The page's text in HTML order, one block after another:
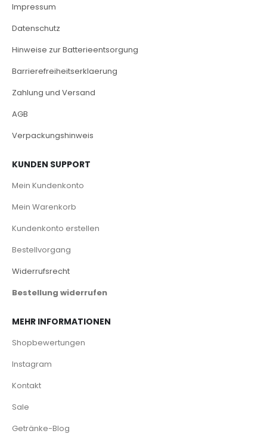
Impressum
Datenschutz
Hinweise zur Batterieentsorgung
Barrierefreiheitserklaerung
Zahlung und Versand
AGB
Verpackungshinweis
KUNDEN SUPPORT
Mein Kundenkonto
Mein Warenkorb
Kundenkonto erstellen
Bestellvorgang
Widerrufsrecht
Bestellung widerrufen
MEHR INFORMATIONEN
Shopbewertungen
Instagram
Kontakt
Sale
Getränke-Blog